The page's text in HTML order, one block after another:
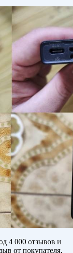
4 000 отзывов и
от покупателя,